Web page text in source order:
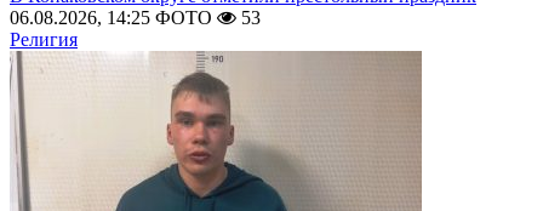
06.08.2026, 14:25 ФОТО
53
Религия